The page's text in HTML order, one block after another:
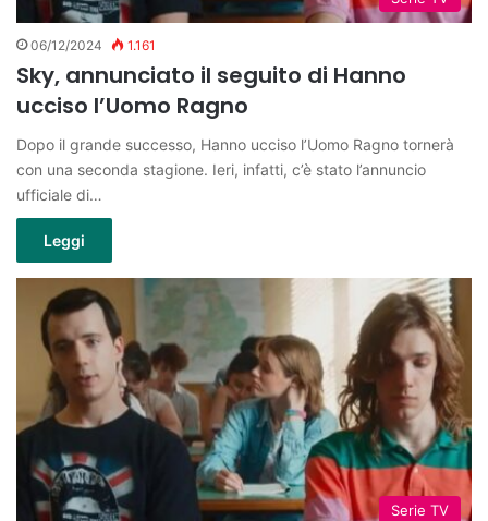
06/12/2024 1.161
Sky, annunciato il seguito di Hanno
ucciso l’Uomo Ragno
Dopo il grande successo, Hanno ucciso l’Uomo Ragno tornerà
con una seconda stagione. Ieri, infatti, c’è stato l’annuncio
ufficiale di…
Leggi
Serie TV